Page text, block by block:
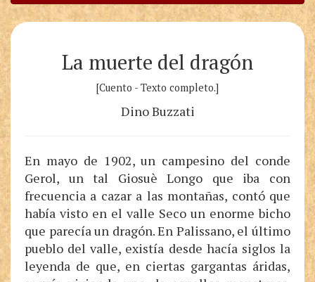
La muerte del dragón
[Cuento - Texto completo.]
Dino Buzzati
En mayo de 1902, un campesino del conde
Gerol, un tal Giosuè Longo que iba con
frecuencia a cazar a las montañas, contó que
había visto en el valle Seco un enorme bicho
que parecía un dragón. En Palissano, el último
pueblo del valle, existía desde hacía siglos la
leyenda de que, en ciertas gargantas áridas,